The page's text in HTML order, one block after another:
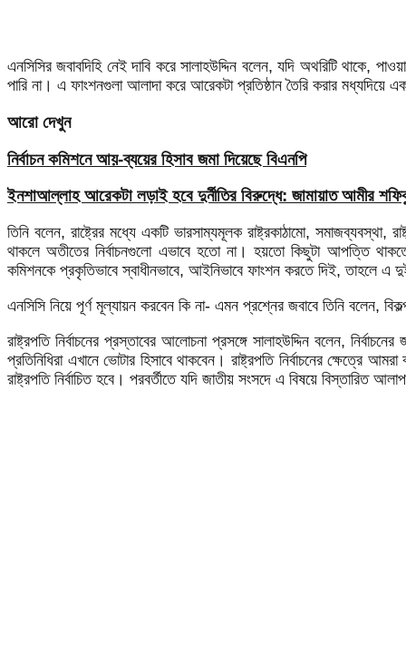
এনসিসির জবাবদিহি নেই দাবি করে সালাহউদ্দিন বলেন, যদি অথরিটি থাকে,
পারি না। এ ফাংশনগুলা আলাদা করে আরেকটা প্রতিষ্ঠান তৈরি করার মধ্যদিয়ে
আরো দেখুন
নির্বাচন কমিশনে আয়-ব্যয়ের হিসাব জমা দিয়েছে বিএনপি
ইনশাআল্লাহ আরেকটা লড়াই হবে দুর্নীতির বিরুদ্ধে: জামায়াত আমীর
তিনি বলেন, রাষ্ট্রের মধ্যে একটি ভারসাম্যমূলক রাষ্ট্রকাঠামো, সমাজব্যবস্থা,
থাকলে অতীতের নির্বাচনগুলো এভাবে হতো না। হয়তো কিছুটা আপত্তি
কমিশনকে প্রকৃতিভাবে স্বাধীনভাবে, আইনিভাবে ফাংশন করতে দিই, তাহলে এ
এনসিসি নিয়ে পূর্ণ মূল্যায়ন করবেন কি না- এমন প্রশ্নের জবাবে তিনি বলেন,
রাষ্ট্রপতি নির্বাচনের প্রস্তাবের আলোচনা প্রসঙ্গে সালাহউদ্দিন বলেন,
প্রতিনিধিরা এখানে ভোটার হিসাবে থাকবেন। রাষ্ট্রপতি নির্বাচনের ক্ষেত্রে
রাষ্ট্রপতি নির্বাচিত হবে। পরবর্তীতে যদি জাতীয় সংসদে এ বিষয়ে